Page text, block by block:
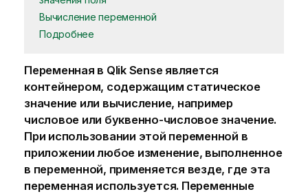
Вычисление переменной
Подробнее
Переменная в Qlik Senseявляется
контейнером, содержащим статическое
значение или вычисление, например
числовое или буквенно-числовое значение.
При использовании этой переменной в
приложении любое изменение, выполненное
в переменной, применяется везде, где эта
переменная используется. Переменные